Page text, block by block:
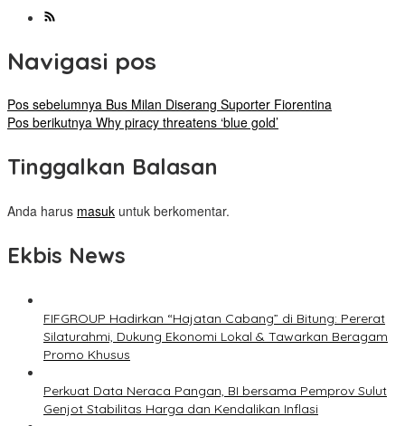
Navigasi pos
Pos sebelumnya Bus Milan Diserang Suporter Fiorentina
Pos berikutnya Why piracy threatens ‘blue gold’
Tinggalkan Balasan
Anda harus masuk untuk berkomentar.
Ekbis News
FIFGROUP Hadirkan “Hajatan Cabang” di Bitung: Pererat
Silaturahmi, Dukung Ekonomi Lokal & Tawarkan Beragam
Promo Khusus
Perkuat Data Neraca Pangan, BI bersama Pemprov Sulut
Genjot Stabilitas Harga dan Kendalikan Inflasi